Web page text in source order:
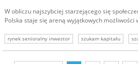
W obliczu najszybciej starzejącego się
Polska staje się areną wyjątkowych możliwości
rynek senioralny inwestor szukam kapitału
inwestorzy prywatni